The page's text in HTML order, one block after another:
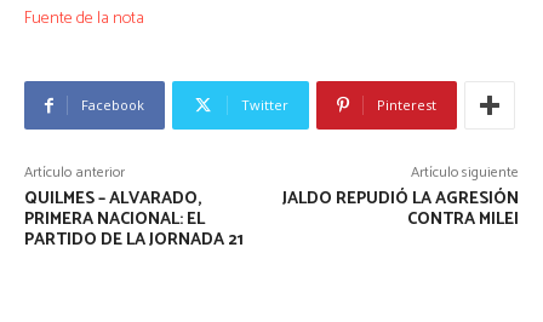
N
a
v
e
g
a
Fuente de la nota
Facebook Twitter Pinterest
Artículo anterior
QUILMES – ALVARADO,
PRIMERA NACIONAL: EL
PARTIDO DE LA JORNADA 21
Artículo siguiente
JALDO REPUDIÓ LA AGRESIÓN
CONTRA MILEI